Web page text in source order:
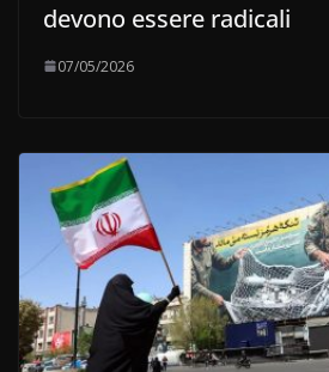
devono essere radicali
07/05/2026